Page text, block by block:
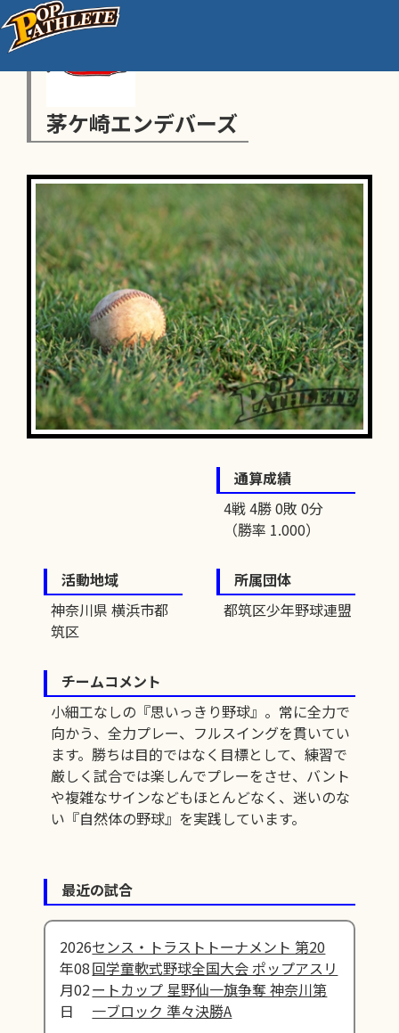
茅ケ崎エンデバーズ
通算成績
4戦 4勝 0敗 0分
（勝率 1.000）
活動地域
神奈川県 横浜市都
筑区
所属団体
都筑区少年野球連盟
チームコメント
小細工なしの『思いっきり野球』。常に全力で
向かう、全力プレー、フルスイングを貫いてい
ます。勝ちは目的ではなく目標として、練習で
厳しく試合では楽しんでプレーをさせ、バント
や複雑なサインなどもほとんどなく、迷いのな
い『自然体の野球』を実践しています。
最近の試合
2026
年08
月02
日
センス・トラストトーナメント 第20
回学童軟式野球全国大会 ポップアスリ
ートカップ 星野仙一旗争奪 神奈川第
一ブロック 準々決勝A